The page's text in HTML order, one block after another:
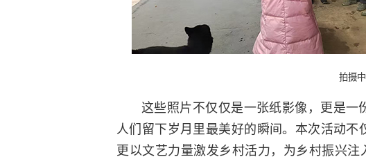
拍摄中
这些照片不仅仅是一张纸影像，更是
人们留下岁月里最美好的瞬间。本次活动不
更以文艺力量激发乡村活力，为乡村振兴注